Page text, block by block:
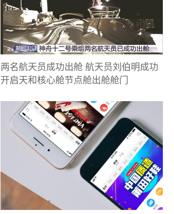
两名航天员成功出舱 航天员刘伯明成功
开启天和核心舱节点舱出舱舱门